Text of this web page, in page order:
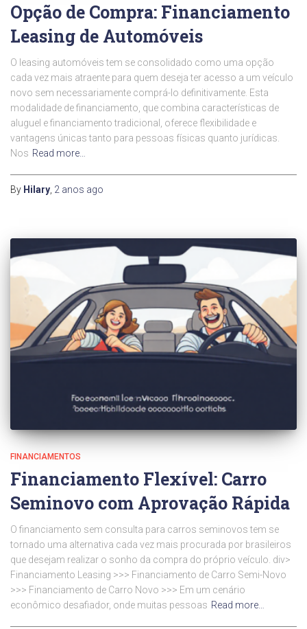
Opção de Compra: Financiamento
Leasing de Automóveis
O leasing automóveis tem se consolidado como uma opção
cada vez mais atraente para quem deseja ter acesso a um veículo
novo sem necessariamente comprá-lo definitivamente. Esta
modalidade de financiamento, que combina características de
aluguel e financiamento tradicional, oferece flexibilidade e
vantagens únicas tanto para pessoas físicas quanto jurídicas.
Nos Read more…
By Hilary, 2 anos ago
FINANCIAMENTOS
Financiamento Flexível: Carro
Seminovo com Aprovação Rápida
O financiamento sem consulta para carros seminovos tem se
tornado uma alternativa cada vez mais procurada por brasileiros
que desejam realizar o sonho da compra do próprio veículo. div>
Financiamento Leasing >>> Financiamento de Carro Semi-Novo
>>> Financiamento de Carro Novo >>> Em um cenário
econômico desafiador, onde muitas pessoas Read more…